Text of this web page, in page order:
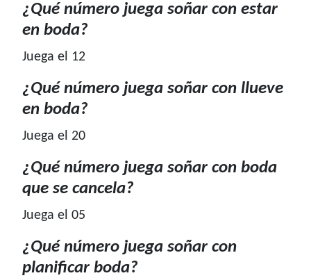
¿Qué número juega soñar con estar
en boda?
Juega el 12
¿Qué número juega soñar con llueve
en boda?
Juega el 20
¿Qué número juega soñar con boda
que se cancela?
Juega el 05
¿Qué número juega soñar con
planificar boda?